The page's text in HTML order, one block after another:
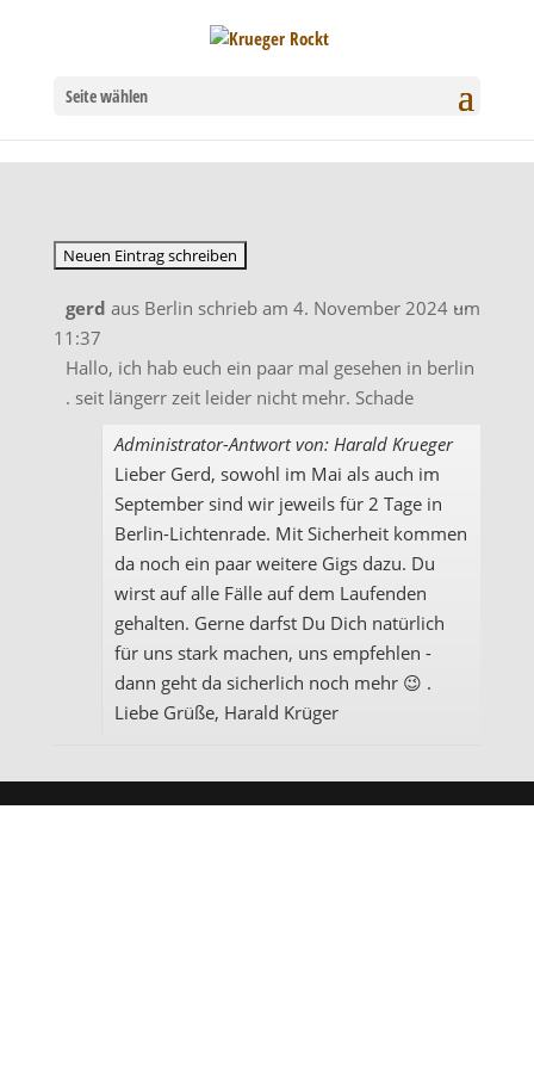
Seite wählen
gerd aus Berlin schrieb am 4. November 2024 um
11:37
Hallo, ich hab euch ein paar mal gesehen in berlin
. seit längerr zeit leider nicht mehr. Schade
Administrator-Antwort von: Harald Krueger
Lieber Gerd, sowohl im Mai als auch im
September sind wir jeweils für 2 Tage in
Berlin-Lichtenrade. Mit Sicherheit kommen
da noch ein paar weitere Gigs dazu. Du
wirst auf alle Fälle auf dem Laufenden
gehalten. Gerne darfst Du Dich natürlich
für uns stark machen, uns empfehlen -
dann geht da sicherlich noch mehr 😉 .
Liebe Grüße, Harald Krüger
...Diese